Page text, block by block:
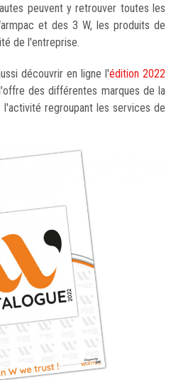
peuvent y retrouver toutes les
et des 3 W, les produits de
de l'entreprise.
découvrir en ligne l'édition 2022
des différentes marques de la
l'activité regroupant les services de